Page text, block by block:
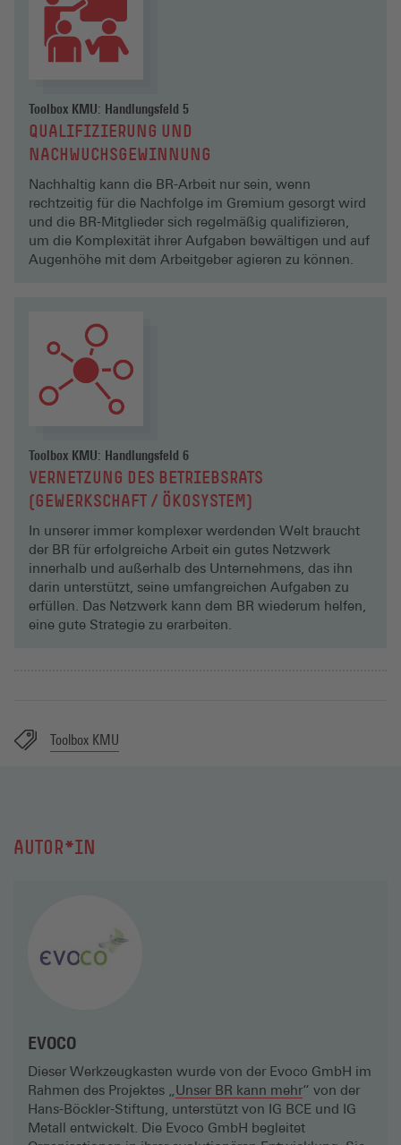
Toolbox KMU: Handlungsfeld 5
QUALIFIZIERUNG UND
NACHWUCHSGEWINNUNG
Nachhaltig kann die BR-Arbeit nur sein, wenn
rechtzeitig für die Nachfolge im Gremium gesorgt wird
und die BR-Mitglieder sich regelmäßig qualifizieren,
um die Komplexität ihrer Aufgaben bewältigen und auf
Augenhöhe mit dem Arbeitgeber agieren zu können.
Toolbox KMU: Handlungsfeld 6
VERNETZUNG DES BETRIEBSRATS
(GEWERKSCHAFT / ÖKOSYSTEM)
In unserer immer komplexer werdenden Welt braucht
der BR für erfolgreiche Arbeit ein gutes Netzwerk
innerhalb und außerhalb des Unternehmens, das ihn
darin unterstützt, seine umfangreichen Aufgaben zu
erfüllen. Das Netzwerk kann dem BR wiederum helfen,
eine gute Strategie zu erarbeiten.
Toolbox KMU
AUTOR*IN
EVOCO
Dieser Werkzeugkasten wurde von der Evoco GmbH im
Rahmen des Projektes „Unser BR kann mehr“ von der
Hans-Böckler-Stiftung, unterstützt von IG BCE und IG
Metall entwickelt. Die Evoco GmbH begleitet